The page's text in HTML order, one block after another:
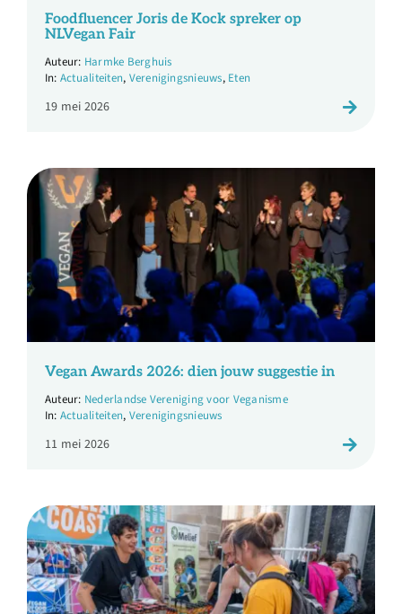
Over ons
Ondernemer
Doneren
English
Foodfluencer Joris de Kock spreker op
NLVegan Fair
Harmke Berghuis
Actualiteiten, Verenigingsnieuws, Eten
19 mei 2026
Vegan Awards 2026: dien jouw suggestie in
Nederlandse Vereniging voor Veganisme
Actualiteiten, Verenigingsnieuws
11 mei 2026